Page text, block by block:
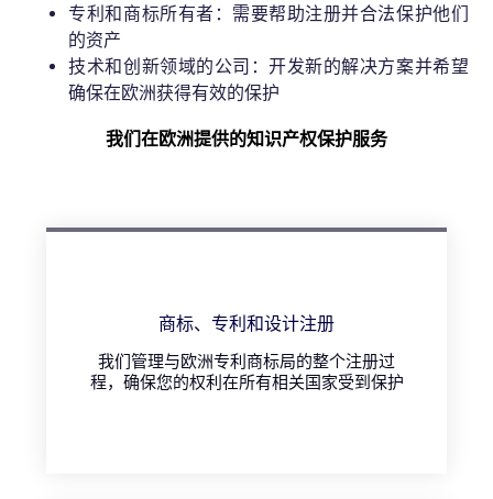
专利和商标所有者：需要帮助注册并合法保护他们
的资产
技术和创新领域的公司：开发新的解决方案并希望
确保在欧洲获得有效的保护
我们在欧洲提供的知识产权保护服务
商标、专利和设计注册
我们管理与欧洲专利商标局的整个注册过
程，确保您的权利在所有相关国家受到保护